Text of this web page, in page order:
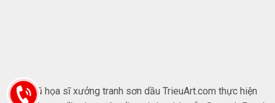
Đội ngũ họa sĩ xưởng tranh sơn dầu TrieuArt.com thực hiện